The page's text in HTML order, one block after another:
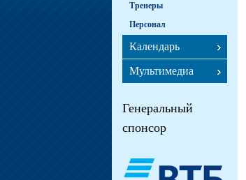
Тренеры
Персонал
Календарь
Мультимедиа
Генеральный
спонсор